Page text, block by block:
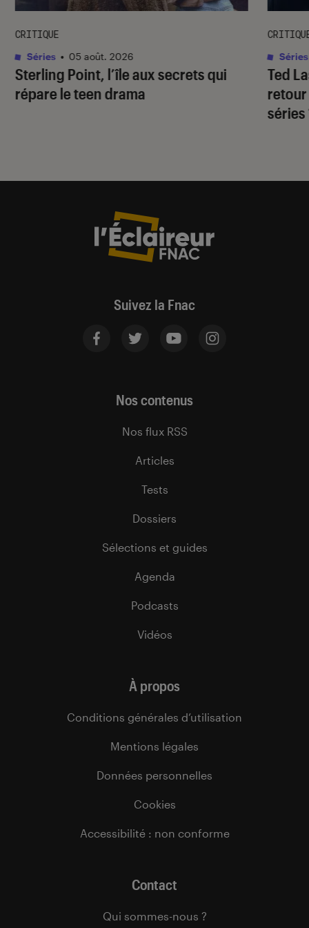
Sterling Point, l’île aux secrets qui
répare le teen drama
CRITIQUE
Séries • 05 août. 2026
Ted
retour
séries
Séries
Suivez la Fnac
Nos contenus
Nos flux RSS
Articles
Tests
Dossiers
Sélections et guides
Agenda
Podcasts
Vidéos
À propos
Conditions générales d’utilisation
Mentions légales
Données personnelles
Cookies
Accessibilité : non conforme
Contact
Qui sommes-nous ?